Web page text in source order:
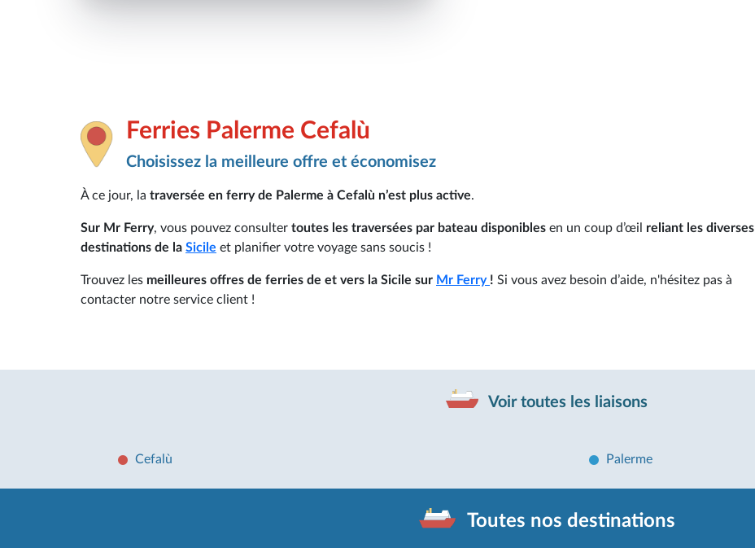
Ferries Palerme Cefalù
Choisissez la meilleure offre et économisez
À ce jour, la traversée en ferry de Palerme à Cefalù n’est plus active.
Sur Mr Ferry, vous pouvez consulter toutes les traversées par bateau disponibles en un coup d’œil reliant les diverses
destinations de la Sicile et planifier votre voyage sans soucis !
Trouvez les meilleures offres de ferries de et vers la Sicile sur Mr Ferry ! Si vous avez besoin d’aide, n'hésitez pas à
contacter notre service client !
Voir toutes les liaisons
Cefalù Palerme
Toutes nos destinations